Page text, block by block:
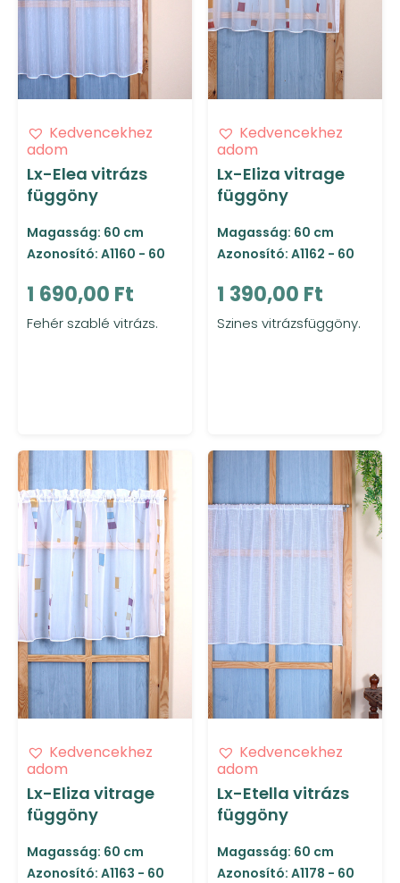
Kedvencekhez
adom
Lx-Elea vitrázs
függöny
Magasság: 60 cm
Azonosító: A1160 - 60
1 690,00 Ft
Fehér szablé vitrázs.
Kedvencekhez
adom
Lx-Eliza vitrage
függöny
Magasság: 60 cm
Azonosító: A1162 - 60
1 390,00 Ft
Szines vitrázsfüggöny.
Kedvencekhez
adom
Lx-Eliza vitrage
függöny
Magasság: 60 cm
Azonosító: A1163 - 60
Kedvencekhez
adom
Lx-Etella vitrázs
függöny
Magasság: 60 cm
Azonosító: A1178 - 60